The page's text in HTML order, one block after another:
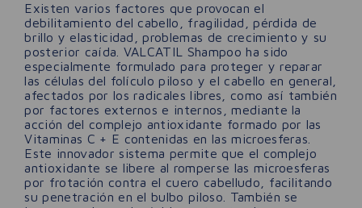
Existen varios factores que provocan el
debilitamiento del cabello, fragilidad, pérdida de
brillo y elasticidad, problemas de crecimiento y su
posterior caída. VALCATIL Shampoo ha sido
especialmente formulado para proteger y reparar
las células del folículo piloso y el cabello en general,
afectados por los radicales libres, como así también
por factores externos e internos, mediante la
acción del complejo antioxidante formado por las
Vitaminas C + E contenidas en las microesferas.
Este innovador sistema permite que el complejo
antioxidante se libere al romperse las microesferas
por frotación contra el cuero cabelludo, facilitando
su penetración en el bulbo piloso. También se